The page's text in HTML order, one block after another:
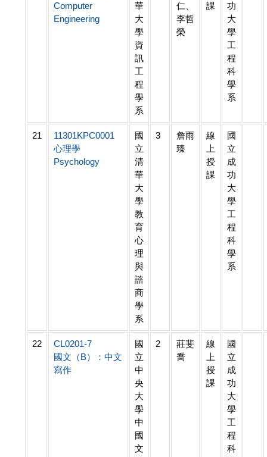
Computer
Engineering
華
大
學
資
訊
工
程
學
系
仁、
李哲
榮
課
功
大
學
工
程
科
學
系
21
11301KPC0001
心理學
Psychology
國
立
清
華
大
學
教
育
心
理
與
諮
商
學
系
3
詹雨
臻
線
上
授
課
國
立
成
功
大
學
工
程
科
學
系
22
CL0201-7
國文（B）：中文
寫作
國
立
中
央
大
學
中
國
文
2
莊斐
喬
線
上
授
課
國
立
成
功
大
學
工
程
科